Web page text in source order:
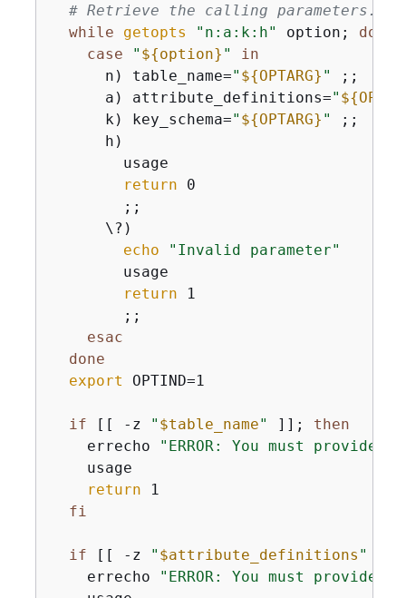
# Retrieve the calling parameters.
while
getopts "n:a:k:h" option; do
case
" ${option} "
in
      n) table_name=
" ${OPTARG} "
;;
      a) attribute_definitions=
" ${
      k) key_schema=
" ${OPTARG} "
;;
      h)
        usage
return 0
        ;;
      \?)
echo
"Invalid parameter"
        usage
return 1
        ;;
esac
done
export OPTIND=1
if [[ -z " $table_name" ]]; then
    errecho
"ERROR: You must provide
    usage
return 1
fi
if [[ -z " $attribute_definitions "
    errecho
"ERROR: You must